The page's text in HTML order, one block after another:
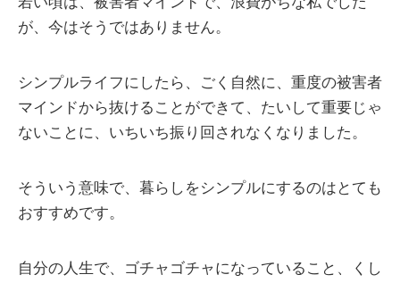
が、今はそうではありません。
シンプルライフにしたら、ごく自然に、重度の被害者
マインドから抜けることができて、たいして重要じゃ
ないことに、いちいち振り回されなくなりました。
そういう意味で、暮らしをシンプルにするのはとても
おすすめです。
自分の人生で、ゴチャゴチャになっていること、くし